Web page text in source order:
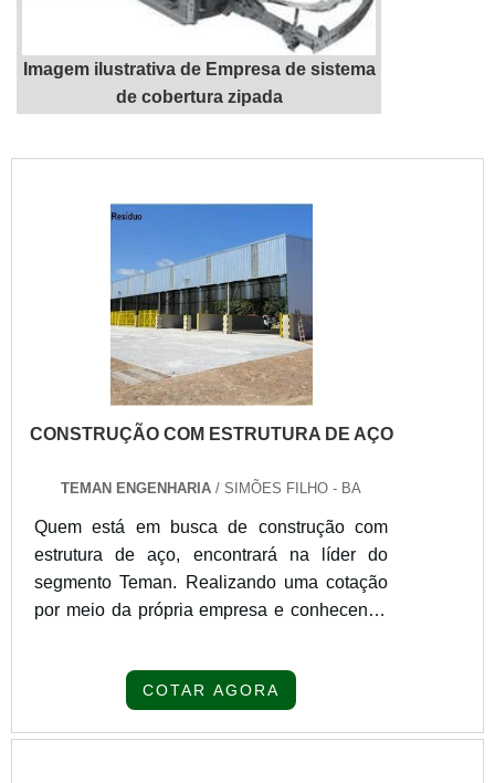
Imagem ilustrativa de Empresa de sistema
de cobertura zipada
CONSTRUÇÃO COM ESTRUTURA DE AÇO
TEMAN ENGENHARIA / SIMÕES FILHO - BA
Quem está em busca de construção com
estrutura de aço, encontrará na líder do
segmento Teman. Realizando uma cotação
por meio da própria empresa e conhecendo
segura.Quando o interesse é por construção
COTAR AGORA